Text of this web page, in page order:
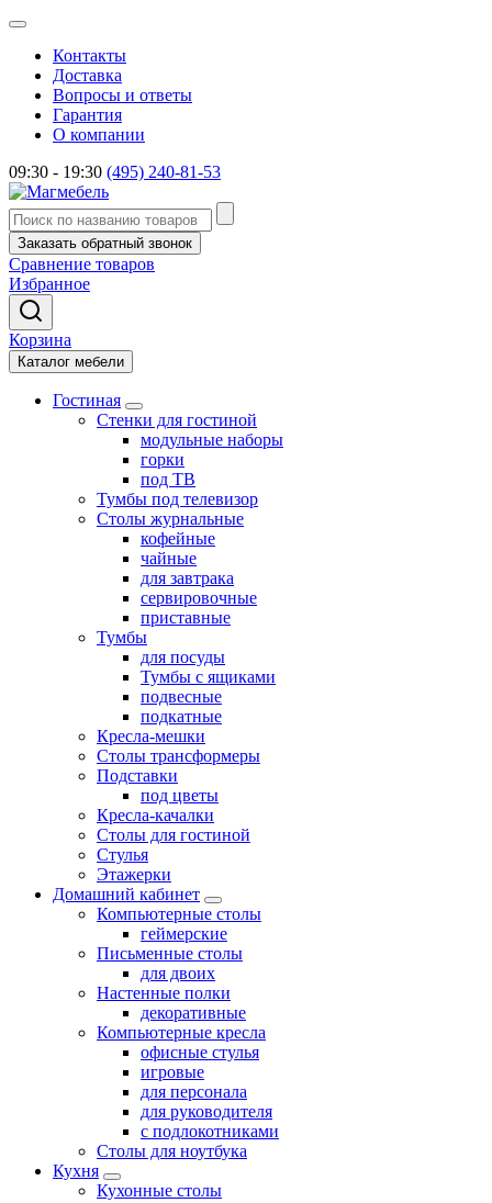
Контакты
Доставка
Вопросы и ответы
Гарантия
О компании
09:30 - 19:30 (495) 240-81-53
Заказать обратный звонок
Сравнение товаров
Избранное
Корзина
Каталог мебели
Гостиная
Стенки для гостиной
модульные наборы
горки
под ТВ
Тумбы под телевизор
Столы журнальные
кофейные
чайные
для завтрака
сервировочные
приставные
Тумбы
для посуды
Тумбы с ящиками
подвесные
подкатные
Кресла-мешки
Столы трансформеры
Подставки
под цветы
Кресла-качалки
Столы для гостиной
Стулья
Этажерки
Домашний кабинет
Компьютерные столы
геймерские
Письменные столы
для двоих
Настенные полки
декоративные
Компьютерные кресла
офисные стулья
игровые
для персонала
для руководителя
с подлокотниками
Столы для ноутбука
Кухня
Кухонные столы